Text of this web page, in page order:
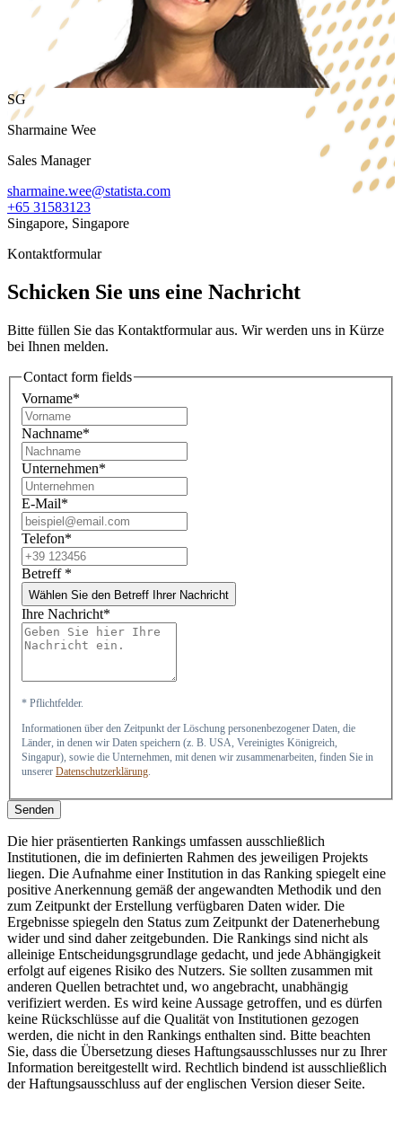
SG
Sharmaine Wee
Sales Manager
sharmaine.wee@statista.com
+65 31583123
Singapore, Singapore
Kontaktformular
Schicken Sie uns eine Nachricht
Bitte füllen Sie das Kontaktformular aus. Wir werden uns in Kürze
bei Ihnen melden.
Contact form fields
Vorname*
Nachname*
Unternehmen*
E-Mail*
Telefon*
Betreff *
Wählen Sie den Betreff Ihrer Nachricht
Ihre Nachricht*
* Pflichtfelder.
Informationen über den Zeitpunkt der Löschung personenbezogener Daten, die
Länder, in denen wir Daten speichern (z. B. USA, Vereinigtes Königreich,
Singapur), sowie die Unternehmen, mit denen wir zusammenarbeiten, finden Sie in
unserer Datenschutzerklärung
Senden
Die hier präsentierten Rankings umfassen ausschließlich
Institutionen, die im definierten Rahmen des jeweiligen Projekts
liegen. Die Aufnahme einer Institution in das Ranking spiegelt eine
positive Anerkennung gemäß der angewandten Methodik und den
zum Zeitpunkt der Erstellung verfügbaren Daten wider. Die
Ergebnisse spiegeln den Status zum Zeitpunkt der Datenerhebung
wider und sind daher zeitgebunden. Die Rankings sind nicht als
alleinige Entscheidungsgrundlage gedacht, und jede Abhängigkeit
erfolgt auf eigenes Risiko des Nutzers. Sie sollten zusammen mit
anderen Quellen betrachtet und, wo angebracht, unabhängig
verifiziert werden. Es wird keine Aussage getroffen, und es dürfen
keine Rückschlüsse auf die Qualität von Institutionen gezogen
werden, die nicht in den Rankings enthalten sind. Bitte beachten
Sie, dass die Übersetzung dieses Haftungsausschlusses nur zu Ihrer
Information bereitgestellt wird. Rechtlich bindend ist ausschließlich
der Haftungsausschluss auf der englischen Version dieser Seite.